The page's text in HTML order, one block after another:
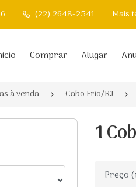
(22) 2648-2541 Mais
Comprar Alugar
à venda Cabo Frio/RJ
1
Ordenar